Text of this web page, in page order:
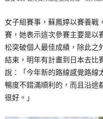
女子組賽事，蘇鳳婷以賽養戰
賽，她表示這次參賽主要是以
松突破個人最佳成績，除此之
結束，明年有計畫到日本去比
說：「今年新的路線感覺路線
暢度不錯滿順利的，而且沿途
很好。」